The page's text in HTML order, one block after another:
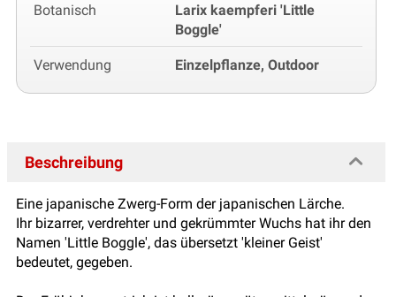
Botanisch
Larix kaempferi 'Little
Boggle'
Verwendung Einzelpflanze, Outdoor
Beschreibung
Eine japanische Zwerg-Form der japanischen Lärche.
Ihr bizarrer, verdrehter und gekrümmter Wuchs hat ihr den
Namen 'Little Boggle', das übersetzt 'kleiner Geist'
bedeutet, gegeben.